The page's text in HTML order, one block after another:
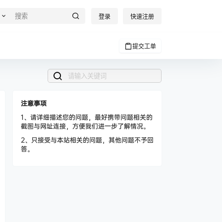
登录 快速注册
提交工单
注意事项
1、请详细描述您的问题，最好携带问题相关的
截图与网址连接，方便我们进一步了解情况。
2、只接受与本站相关的问题，其他问题不予回
答。